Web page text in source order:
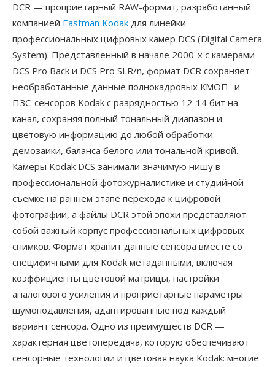
DCR — проприетарный RAW-формат, разработанный
компанией Eastman Kodak для линейки
профессиональных цифровых камер DCS (Digital Camera
System). Представленный в начале 2000-х с камерами
DCS Pro Back и DCS Pro SLR/n, формат DCR сохраняет
необработанные данные полнокадровых КМОП- и
ПЗС-сенсоров Kodak с разрядностью 12-14 бит на
канал, сохраняя полный тональный диапазон и
цветовую информацию до любой обработки —
демозаики, баланса белого или тональной кривой.
Камеры Kodak DCS занимали значимую нишу в
профессиональной фотожурналистике и студийной
съёмке на раннем этапе перехода к цифровой
фотографии, а файлы DCR этой эпохи представляют
собой важный корпус профессиональных цифровых
снимков. Формат хранит данные сенсора вместе со
специфичными для Kodak метаданными, включая
коэффициенты цветовой матрицы, настройки
аналогового усиления и проприетарные параметры
шумоподавления, адаптированные под каждый
вариант сенсора. Одно из преимуществ DCR —
характерная цветопередача, которую обеспечивают
сенсорные технологии и цветовая наука Kodak: многие